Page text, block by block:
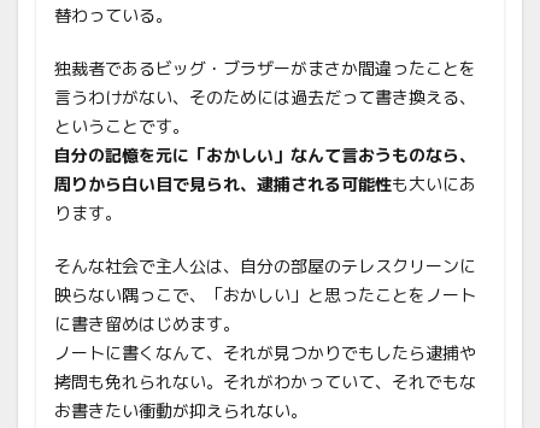
替わっている。
独裁者であるビッグ・ブラザーがまさか間違ったことを
言うわけがない、そのためには過去だって書き換える、
ということです。
自分の記憶を元に「おかしい」なんて言おうものなら、
周りから白い目で見られ、逮捕される可能性も大いにあ
ります。
そんな社会で主人公は、自分の部屋のテレスクリーンに
映らない隅っこで、「おかしい」と思ったことをノート
に書き留めはじめます。
ノートに書くなんて、それが見つかりでもしたら逮捕や
拷問も免れられない。それがわかっていて、それでもな
お書きたい衝動が抑えられない。